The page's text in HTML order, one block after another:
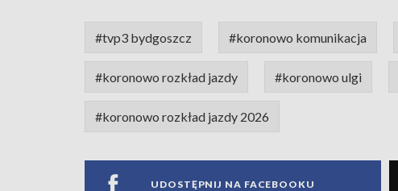
#tvp3 bydgoszcz #koronowo komunikacja
#koronowo rozkład jazdy #koronowo ulgi
#koronowo rozkład jazdy 2026
UDOSTĘPNIJ NA FACEBOOKU